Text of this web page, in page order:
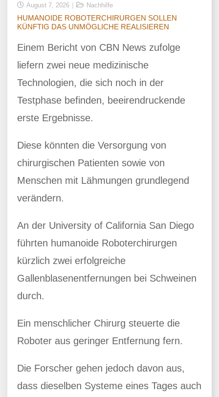
August 7, 2026 Nachhilfe
HUMANOIDE ROBOTERCHIRURGEN SOLLEN
KÜNFTIG DAS UNMÖGLICHE REALISIEREN
Einem Bericht von CBN News zufolge
liefern zwei neue medizinische
Technologien, die sich noch in der
Testphase befinden, beeirendruckende
erste Ergebnisse.
Diese könnten die Versorgung von
chirurgischen Patienten sowie von
Menschen mit Lähmungen grundlegend
verändern.
An der University of California San Diego
führten humanoide Roboterchirurgen
kürzlich zwei erfolgreiche
Gallenblasenentfernungen bei Schweinen
durch.
Ein menschlicher Chirurg steuerte die
Roboter aus geringer Entfernung fern.
Die Forscher gehen jedoch davon aus,
dass dieselben Systeme eines Tages auch